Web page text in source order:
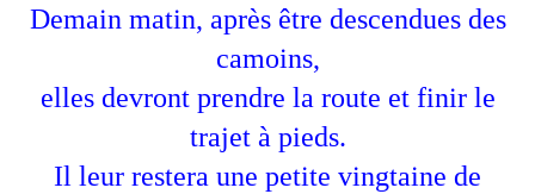
Demain matin, après être descendues des
camoins,
elles devront prendre la route et finir le
trajet à pieds.
Il leur restera une petite vingtaine de